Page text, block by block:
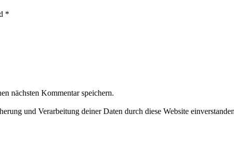
*
nächsten Kommentar speichern.
und Verarbeitung deiner Daten durch diese Website